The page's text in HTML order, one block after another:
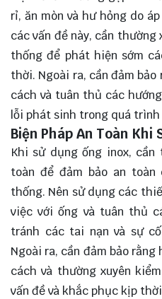
rỉ, ăn mòn và hư hỏng do
các vấn đề này, cần
thống để phát hiện sớm
thời. Ngoài ra, cần đảm
cách và tuân thủ các
lỗi phát sinh trong quá
Biện Pháp An Toàn Khi
Khi sử dụng ống inox,
toàn để đảm bảo an
thống. Nên sử dụng các
việc với ống và tuân thủ
tránh các tai nạn và sự
Ngoài ra, cần đảm bảo
cách và thường xuyên
vấn đề và khắc phục kịp